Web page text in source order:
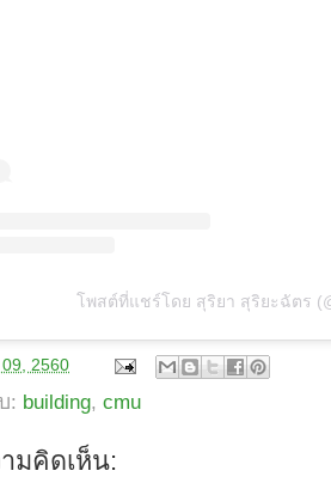
โพสต์ที่แชร์โดย สุริยา สุริยะฉัตร
2560
: building, cmu
มคิดเห็น: